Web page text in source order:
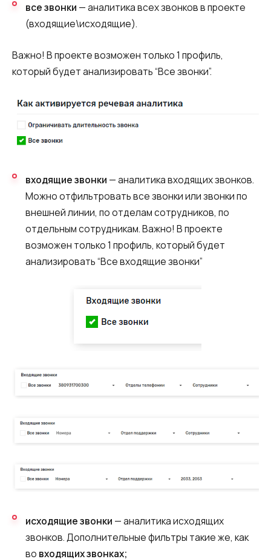
все звонки — аналитика всех звонков в проекте
(входящие\исходящие).
Важно! В проекте возможен только 1 профиль,
который будет анализировать “Все звонки”.
входящие звонки — аналитика входящих звонков.
Можно отфильтровать все звонки или звонки по
внешней линии, по отделам сотрудников, по
отдельным сотрудникам. Важно! В проекте
возможен только 1 профиль, который будет
анализировать “Все входящие звонки”
исходящие звонки — аналитика исходящих
звонков. Дополнительные фильтры такие же, как
во входящих звонках;